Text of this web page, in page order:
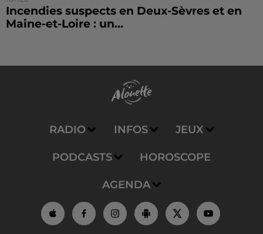
Incendies suspects en Deux-Sèvres et en
Maine-et-Loire : un...
RADIO INFOS JEUX
PODCASTS HOROSCOPE
AGENDA